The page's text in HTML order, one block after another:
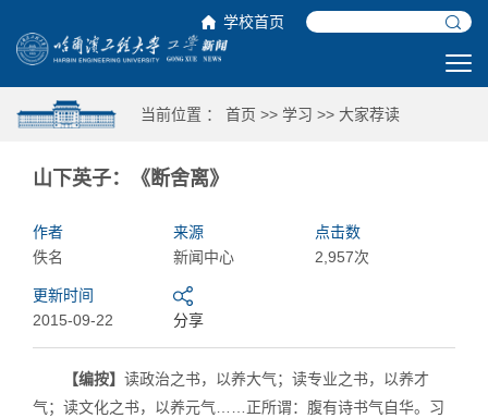
学校首页
当前位置 ： 首页 >> 学习 >> 大家荐读
山下英子：《断舍离》
作者
佚名
来源
新闻中心
点击数
2,957次
更新时间
2015-09-22
分享
【编按】 读政治之书，以养大气；读专业之书，以养才
气；读文化之书，以养元气……正所谓：腹有诗书气自华。习